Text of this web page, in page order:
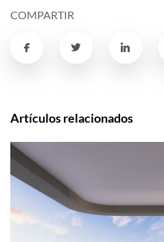
COMPARTIR
Artículos relacionados